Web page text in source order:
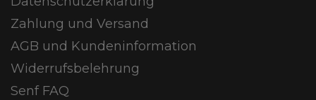
Zahlung und Versand
AGB und Kundeninformation
Widerrufsbelehrung
Senf FAQ